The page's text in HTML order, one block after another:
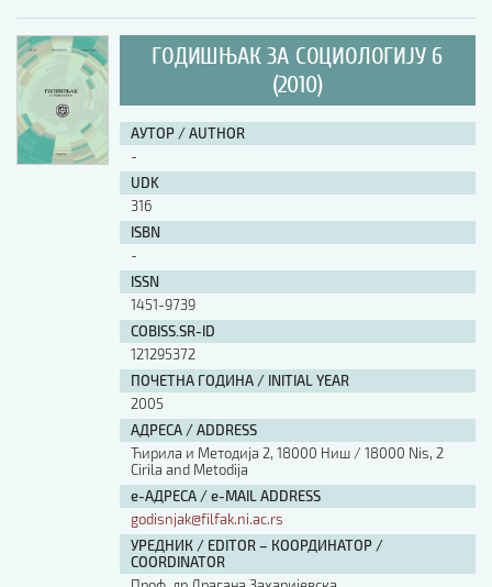
ГОДИШЊАК ЗА СОЦИОЛОГИЈУ 6
(2010)
АУТОР / AUTHOR
-
UDK
316
ISBN
-
ISSN
1451-9739
COBISS.SR-ID
121295372
ПОЧЕТНА ГОДИНА / INITIAL YEAR
2005
АДРЕСА / ADDRESS
Ћирила и Методија 2, 18000 Ниш / 18000 Nis, 2
Cirila and Metodija
е-АДРЕСА / e-MAIL ADDRESS
godisnjak@filfak.ni.ac.rs
УРЕДНИК / EDITOR – КООРДИНАТОР /
COORDINATOR